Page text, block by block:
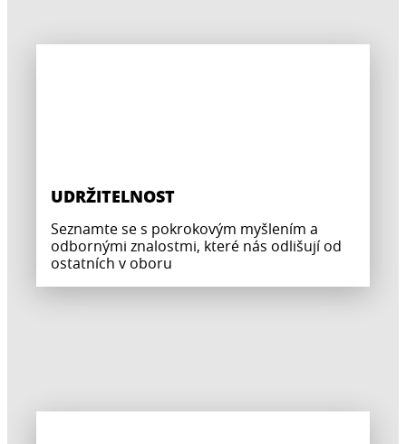
UDRŽITELNOST
Seznamte se s pokrokovým myšlením a
odbornými znalostmi, které nás odlišují od
ostatních v oboru